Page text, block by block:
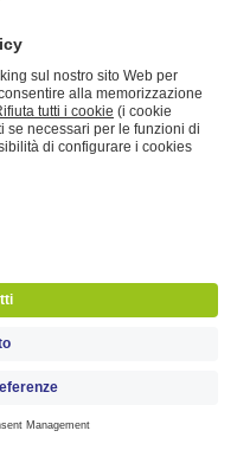
dal D. Lgs.
il consumatore
esauste in uno
si occuperanno
loro corretta
ma è sufficiente
di cartucce per
le cartucce che